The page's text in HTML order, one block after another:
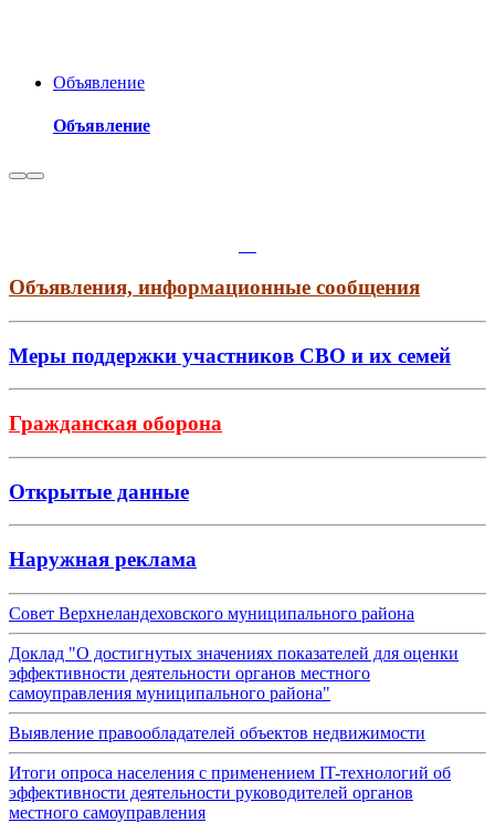
Объявление
Объявление
Объявления, информационные сообщения
Меры поддержки участников СВО и их семей
Гражданская оборона
Открытые данные
Наружная реклама
Совет Верхнеландеховского муниципального района
Доклад "О достигнутых значениях показателей для оценки
эффективности деятельности органов местного
самоуправления муниципального района"
Выявление правообладателей объектов недвижимости
Итоги опроса населения с применением IT-технологий об
эффективности деятельности руководителей органов
местного самоуправления